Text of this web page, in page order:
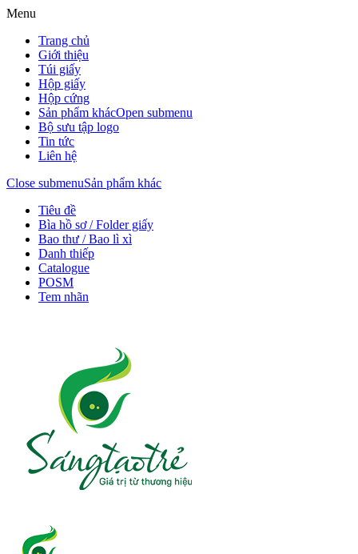
Menu
Trang chủ
Giới thiệu
Túi giấy
Hộp giấy
Hộp cứng
Sản phẩm khácOpen submenu
Bộ sưu tập logo
Tin tức
Liên hệ
Close submenuSản phẩm khác
Tiêu đề
Bìa hồ sơ / Folder giấy
Bao thư / Bao lì xì
Danh thiếp
Catalogue
POSM
Tem nhãn